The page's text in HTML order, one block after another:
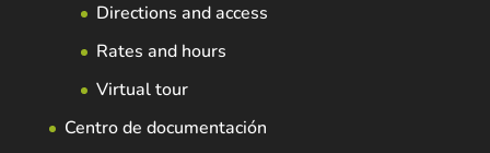
Directions and access
Rates and hours
Virtual tour
Centro de documentación